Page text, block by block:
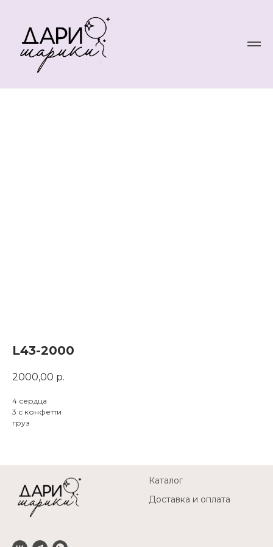
L43-2000
2000,00 р.
4 сердца
3 с конфетти
груз
Каталог
Доставка и оплата